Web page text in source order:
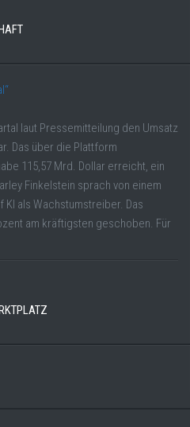
laut Pressemitteilung den Umsatz
Das über die Plattform
115,57 Mrd. Dollar erreicht, ein
Finkelstein sprach von einem
KI als Wachstumstreiber. Das
am kräftigsten geschoben. Für